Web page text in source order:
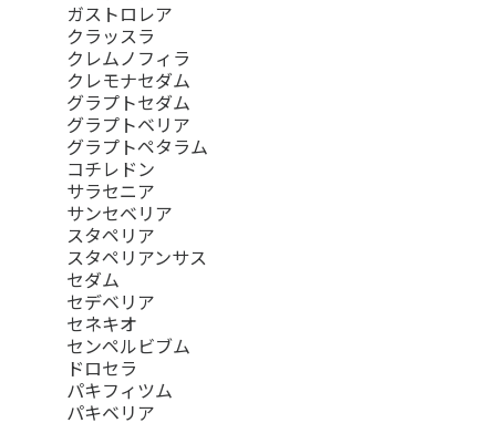
ガストロレア
クラッスラ
クレムノフィラ
クレモナセダム
グラプトセダム
グラプトベリア
グラプトペタラム
コチレドン
サラセニア
サンセベリア
スタペリア
スタペリアンサス
セダム
セデベリア
セネキオ
センペルビブム
ドロセラ
パキフィツム
パキベリア